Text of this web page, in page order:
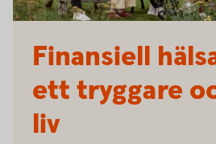
Finansiell
ett tryggare
liv